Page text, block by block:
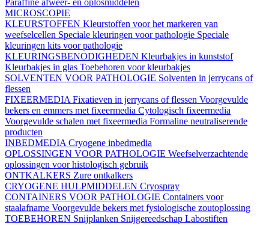
Paraffine afweer- en oplosmiddelen
MICROSCOPIE
KLEURSTOFFEN Kleurstoffen voor het markeren van
weefselcellen Speciale kleuringen voor pathologie Speciale
kleuringen kits voor pathologie
KLEURINGSBENODIGHEDEN Kleurbakjes in kunststof
Kleurbakjes in glas Toebehoren voor kleurbakjes
SOLVENTEN VOOR PATHOLOGIE Solventen in jerrycans of
flessen
FIXEERMEDIA Fixatieven in jerrycans of flessen Voorgevulde
bekers en emmers met fixeermedia Cytologisch fixeermedia
Voorgevulde schalen met fixeermedia Formaline neutraliserende
producten
INBEDMEDIA Cryogene inbedmedia
OPLOSSINGEN VOOR PATHOLOGIE Weefselverzachtende
oplossingen voor histologisch gebruik
ONTKALKERS Zure ontkalkers
CRYOGENE HULPMIDDELEN Cryospray
CONTAINERS VOOR PATHOLOGIE Containers voor
staalafname Voorgevulde bekers met fysiologische zoutoplossing
TOEBEHOREN Snijplanken Snijgereedschap Labostiften